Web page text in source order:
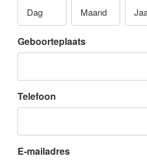
Dag Maand Jaar
Geboorteplaats
Telefoon
E-mailadres